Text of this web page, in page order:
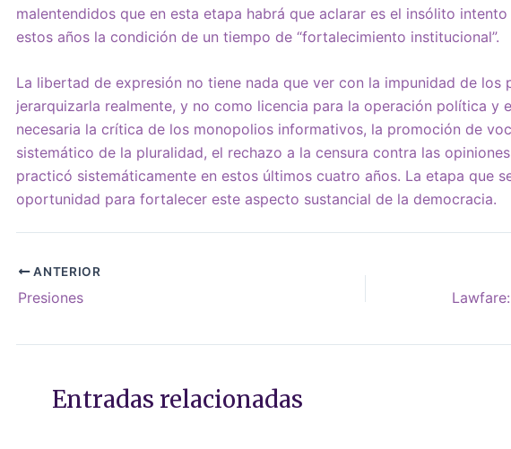
malentendidos que en esta etapa habrá que aclarar es el insólito
estos años la condición de un tiempo de “fortalecimiento institucional”.
La libertad de expresión no tiene nada que ver con la impunidad de los
jerarquizarla realmente, y no como licencia para la operación política y
necesaria la crítica de los monopolios informativos, la promoción de
sistemático de la pluralidad, el rechazo a la censura contra las
practicó sistemáticamente en estos últimos cuatro años. La etapa que
oportunidad para fortalecer este aspecto sustancial de la democracia.
ANTERIOR
Presiones
Entradas relacionadas